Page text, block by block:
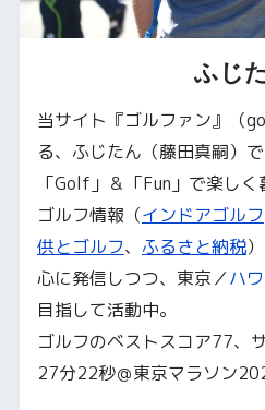
ふじ
当サイト『ゴルファン』（
る、ふじたん（藤田真嗣）で
「Golf」＆「Fun」で楽しく
ゴルフ情報（インドアゴルフ
供とゴルフ、 ふるさと納税
心に発信しつつ、東京／ハ
目指して活動中。
ゴルフのベストスコア77、
27分22秒＠東京マラソン